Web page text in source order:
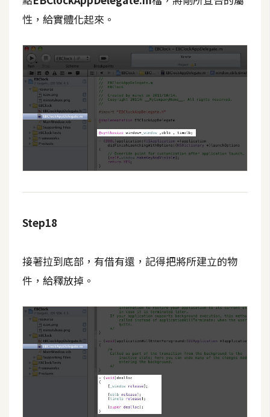
性，給實體化起來。
Step18
接著拉到底部，有借有還，記得把將所建立的物
件，給釋放掉。